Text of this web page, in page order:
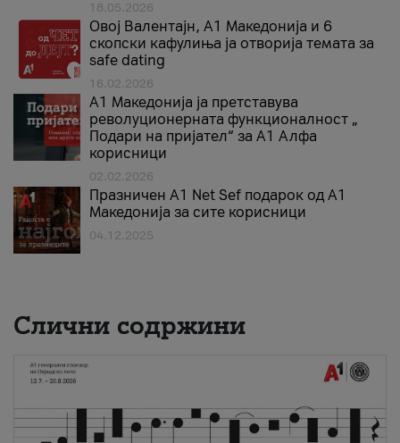
18.05.2026
Овој Валентајн, A1 Македонија и 6
скопски кафулиња ја отворија темата за
safe dating
16.02.2026
А1 Македонија ја претставува
револуционерната функционалност „
Подари на пријател“ за А1 Алфа
корисници
02.02.2026
Празничен A1 Net Sеf подарок од А1
Македонија за сите корисници
04.12.2025
Слични содржини